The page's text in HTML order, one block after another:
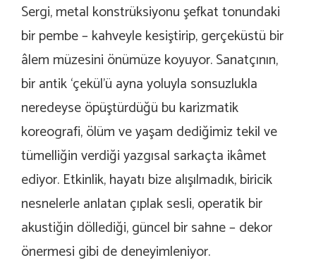
Sergi, metal konstrüksiyonu şefkat tonundaki
bir pembe – kahveyle kesiştirip, gerçeküstü bir
âlem müzesini önümüze koyuyor. Sanatçının,
bir antik ‘çekül’ü ayna yoluyla sonsuzlukla
neredeyse öpüştürdüğü bu karizmatik
koreografi, ölüm ve yaşam dediğimiz tekil ve
tümelliğin verdiği yazgısal sarkaçta ikâmet
ediyor. Etkinlik, hayatı bize alışılmadık, biricik
nesnelerle anlatan çıplak sesli, operatik bir
akustiğin döllediği, güncel bir sahne – dekor
önermesi gibi de deneyimleniyor.